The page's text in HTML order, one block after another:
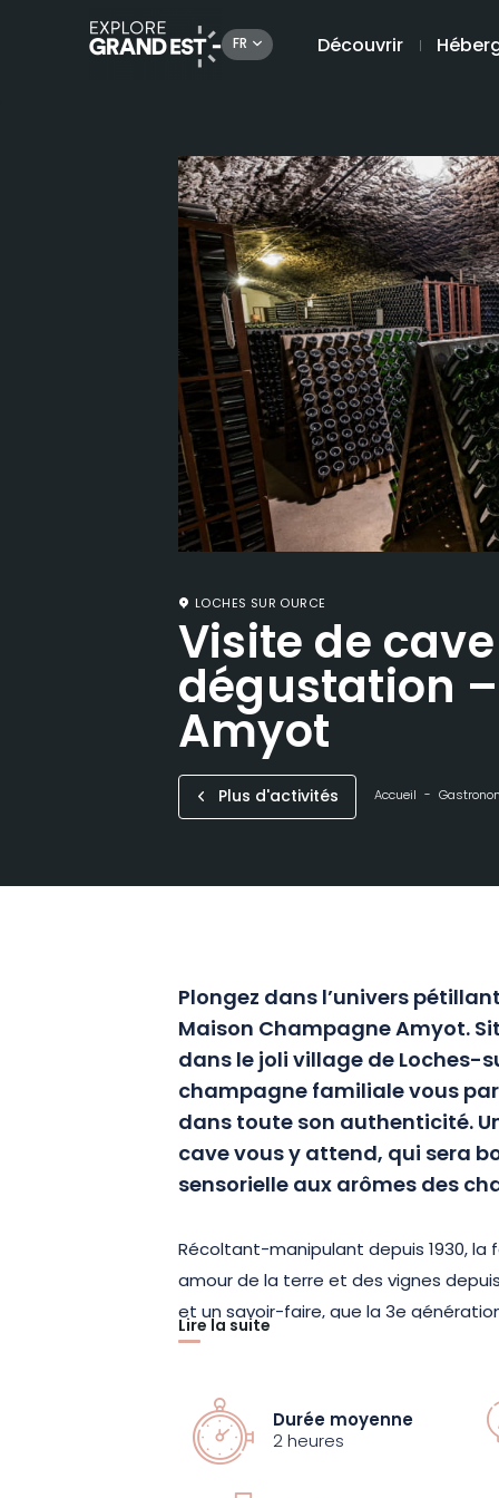
FR Découvrir
LOCHES SUR OURCE
Visite de
dégustation
Amyot
Plus d'activités Accueil
Plongez dans l’univers
Maison Champagne Amyot.
dans le joli village de Loches-
champagne familiale vous
dans toute son authenticité.
cave vous y attend, qui sera
sensorielle aux arômes des
Récoltant-manipulant depuis 1930, la
amour de la terre et des vignes
et un savoir-faire, que la 3e
dans leur vignoble de 22 ha sis au
passionnante, qui a commencé avec
champagne en 1936. Vous
culture raisonnée et écologique, qui a
Lire la suite
Durée moyenne
2 heures